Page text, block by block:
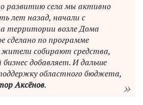
развитию села мы активно
лет назад, начали с
территории возле Дома
сделано по программе
собирают средства,
добавляет. И дальше
областного бюджета,
Аксёнов.